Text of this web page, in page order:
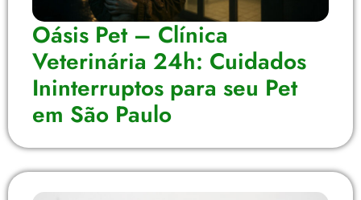
Oásis Pet – Clínica
Veterinária 24h: Cuidados
Ininterruptos para seu Pet
em São Paulo